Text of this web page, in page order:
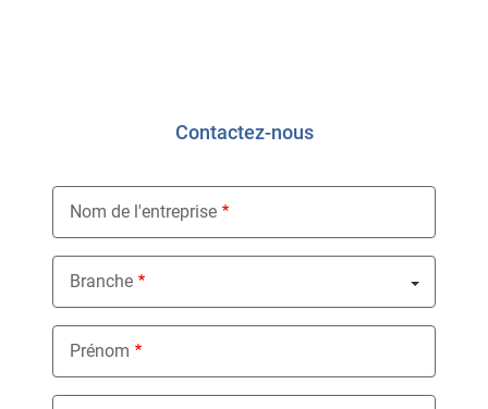
Contactez-nous
Nom de l'entreprise
Branche
Nothing selected
Prénom